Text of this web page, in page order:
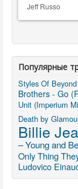
Jeff Russo
Популярные
Styles Of
Brothers - Go
Unit (Imperium
Death by
Billie
– Young and
Only Thing
Ludovico